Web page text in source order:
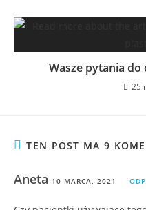
Wasze pytania
25
TEN POST MA 9
Aneta 10 MARCA, 2021